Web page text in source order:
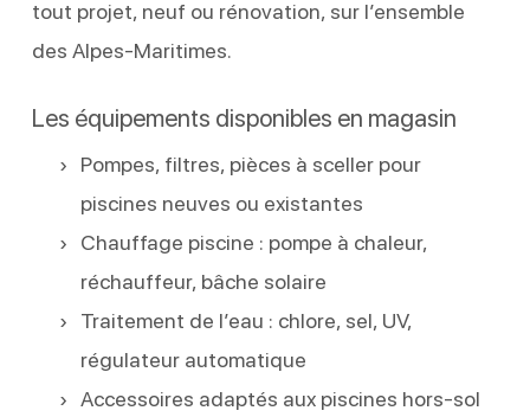
tout projet, neuf ou rénovation, sur l’ensemble
des Alpes-Maritimes.
Les équipements disponibles en magasin
Pompes, filtres, pièces à sceller pour
piscines neuves ou existantes
Chauffage piscine : pompe à chaleur,
réchauffeur, bâche solaire
Traitement de l’eau : chlore, sel, UV,
régulateur automatique
Accessoires adaptés aux piscines hors-sol